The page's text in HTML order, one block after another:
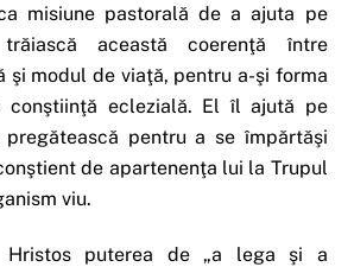
misiune pastorală de a ajuta pe
această coerenţă între
şi modul de viaţă, pentru a-şi forma
conştiinţă eclezială. El îl ajută pe
pentru a se împărtăşi
de apartenenţa lui la Trupul
viu.
Hristos puterea de „a lega şi a